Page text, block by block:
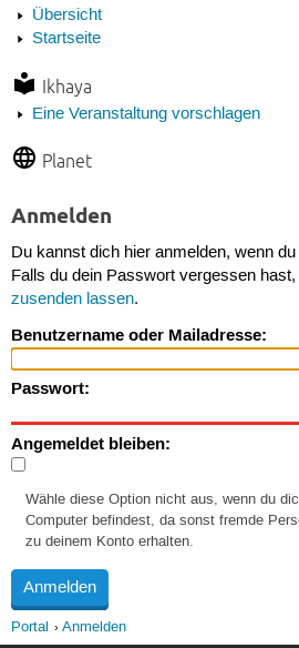
Übersicht
Startseite
Ikhaya
Eine Veranstaltung vorschlagen
Planet
Anmelden
Du kannst dich hier anmelden, wenn
Falls du dein Passwort vergessen
zusenden lassen.
Benutzername oder Mailadresse:
Passwort:
Angemeldet bleiben:
Wähle diese Option nicht aus, wenn du
Computer befindest, da sonst fremde
zu deinem Konto erhalten.
Portal Anmelden